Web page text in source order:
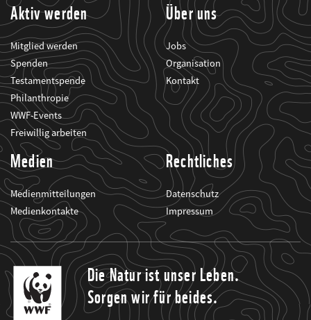
Aktiv werden
Mitglied werden
Spenden
Testamentspende
Philanthropie
WWF-Events
Freiwillig arbeiten
Über uns
Jobs
Organisation
Kontakt
Medien
Medienmitteilungen
Medienkontakte
Rechtliches
Datenschutz
Impressum
Die Natur ist unser Leben.
Sorgen wir für beides.